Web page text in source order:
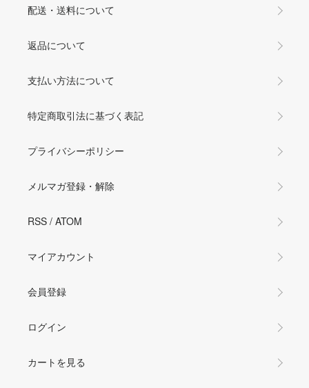
配送・送料について
返品について
支払い方法について
特定商取引法に基づく表記
プライバシーポリシー
メルマガ登録・解除
RSS / ATOM
マイアカウント
会員登録
ログイン
カートを見る